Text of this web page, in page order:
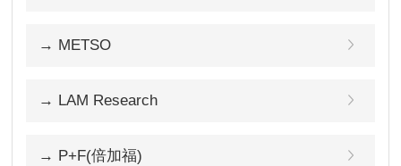
→ METSO
→ LAM Research
→ P+F(倍加福)